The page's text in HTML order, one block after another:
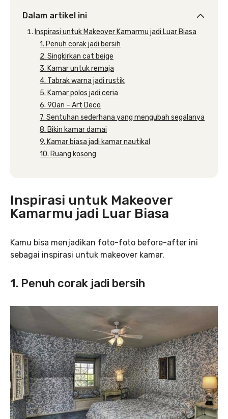
Dalam artikel ini
Inspirasi untuk Makeover Kamarmu jadi Luar Biasa
1. Penuh corak jadi bersih
2. Singkirkan cat beige
3. Kamar untuk remaja
4. Tabrak warna jadi rustik
5. Kamar polos jadi ceria
6. 90an – Art Deco
7. Sentuhan sederhana yang mengubah segalanya
8. Bikin kamar damai
9. Kamar biasa jadi kamar nautikal
10. Ruang kosong
Inspirasi untuk Makeover
Kamarmu jadi Luar Biasa
Kamu bisa menjadikan foto-foto before-after ini
sebagai inspirasi untuk makeover kamar.
1. Penuh corak jadi bersih